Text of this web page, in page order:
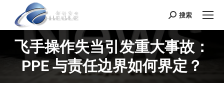
Search:
搜索
飞手操作失当引发重大事故：
PPE 与责任边界如何界定？